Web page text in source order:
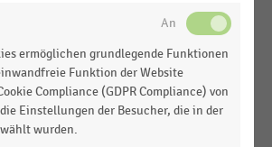
EINZELHANDEL |STATISTIK
|STATISTIK
mit Migrationshintergrund in
(2011)
ermöglichen grundlegende Funktionen
Funktion der Website
Compliance (GDPR Compliance) von
Einstellungen der Besucher, die in der
wurden.